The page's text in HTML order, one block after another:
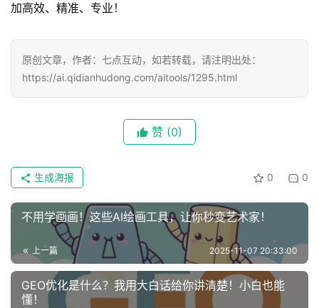
加高效、精准、专业！
原创文章，作者：七点互动，如若转载，请注明出处：
https://ai.qidianhudong.com/aitools/1295.html
赞 (0)
0 0
生成海报
不用学画画！这些AI绘画工具，让你秒变艺术家！
上一篇 2025-11-07 20:33:00
GEO优化是什么？我用大白话给你讲清楚！小白也能
懂！